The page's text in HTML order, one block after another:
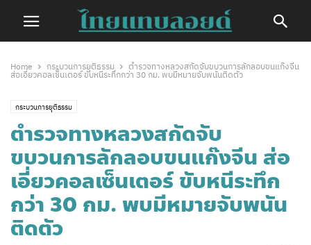
Home กระบวนการยุติธรรม
ตำรวจทางหลวงสกัดจับขบวนการลักลอบขนแก๊งจีน
ส่อเอี่ยวคอลเซ็นเตอร์ ขับหนีระทึกกว่า 30 กม. พบมีหมายจับพนันติดตัว
กระบวนการยุติธรรม
ตำรวจทางหลวงสกัดจับ
ขบวนการลักลอบขนแก๊งจีน ส่อ
เอี่ยวคอลเซ็นเตอร์ ขับหนีระทึก
กว่า 30 กม. พบมีหมายจับพนัน
ติดตัว